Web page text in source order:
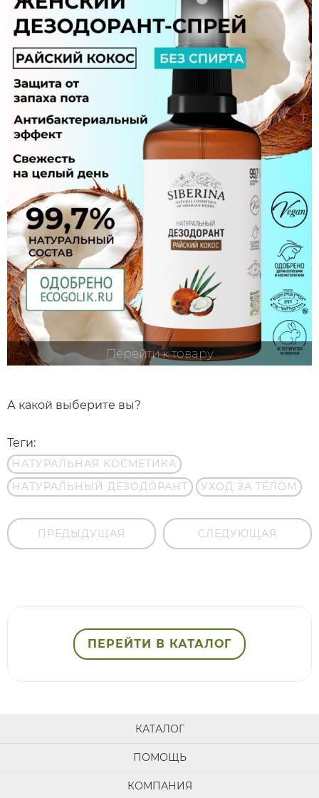
Перейти к товару
А какой выберите вы?
Теги:
НАТУРАЛЬНАЯ КОСМЕТИКА
НАТУРАЛЬНЫЙ ДЕЗОДОРАНТ
УХОД ЗА ТЕЛОМ
ПРЕДЫДУЩАЯ СЛЕДУЮЩАЯ
ПЕРЕЙТИ В КАТАЛОГ
КАТАЛОГ
ПОМОЩЬ
КОМПАНИЯ